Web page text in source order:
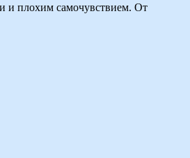
и плохим самочувствием. От